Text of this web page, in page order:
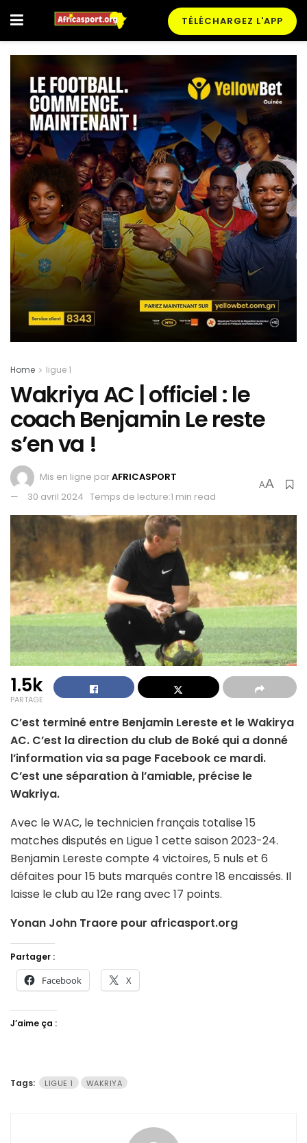
TÉLÉCHARGEZ L'APP
Home ligue 1
Wakriya AC | officiel : le
coach Benjamin Le reste
s’en va !
Mis en ligne parAFRICASPORT
30 avril 2024 Temps de lecture:1 min read
AA
1.5k
PARTAGE
C’est terminé entre Benjamin Lereste et le Wakirya
AC. C’est la direction du club de Boké qui a donné
l’information via sa page Facebook ce mardi.
C’est une séparation à l’amiable, précise le
Wakriya.
Avec le WAC, le technicien français totalise 15
matches disputés en Ligue 1 cette saison 2023-24.
Benjamin Lereste compte 4 victoires, 5 nuls et 6
défaites pour 15 buts marqués contre 18 encaissés. Il
laisse le club au 12e rang avec 17 points.
Yonan John Traore pour africasport.org
Partager :
Facebook X
J’aime ça :
Tags: LIGUE 1 WAKRIYA